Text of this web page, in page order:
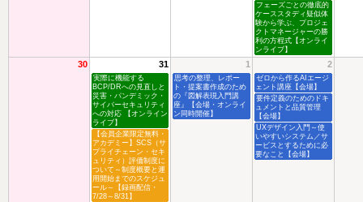
30 31 1 2
フェーズごとの徹底的
ケーススタディ疑似体
験から学ぶ、プロジェ
クトマネージャーの勝
利の方程式【オンライ
ンライブ】
実際に機能する
BCP/DRへの見直しと
災害・パンデミック・
サイバーセキュリティ
への対応 【オンライン
ライブ】
思考の整理、レポー
ト・提案書作成のため
の『図解表現入門講
座』【会場・オンライ
ン同時開催】
ゼロから作るAIエージ
ェント講座【会場】
【会員企業限定無料・
アカデミー】SCS（サ
プライチェーン・セキ
ュリティ）評価制度に
ついて～制度概要と運
用開始までのスケジュ
ール～【録画配信・
7/28～8/31】
要件定義のためのドキ
ュメントと品質管理
【会場】
UXデザイン入門～使
いやすいシステム／サ
ービスとするために必
要なこと【会場】